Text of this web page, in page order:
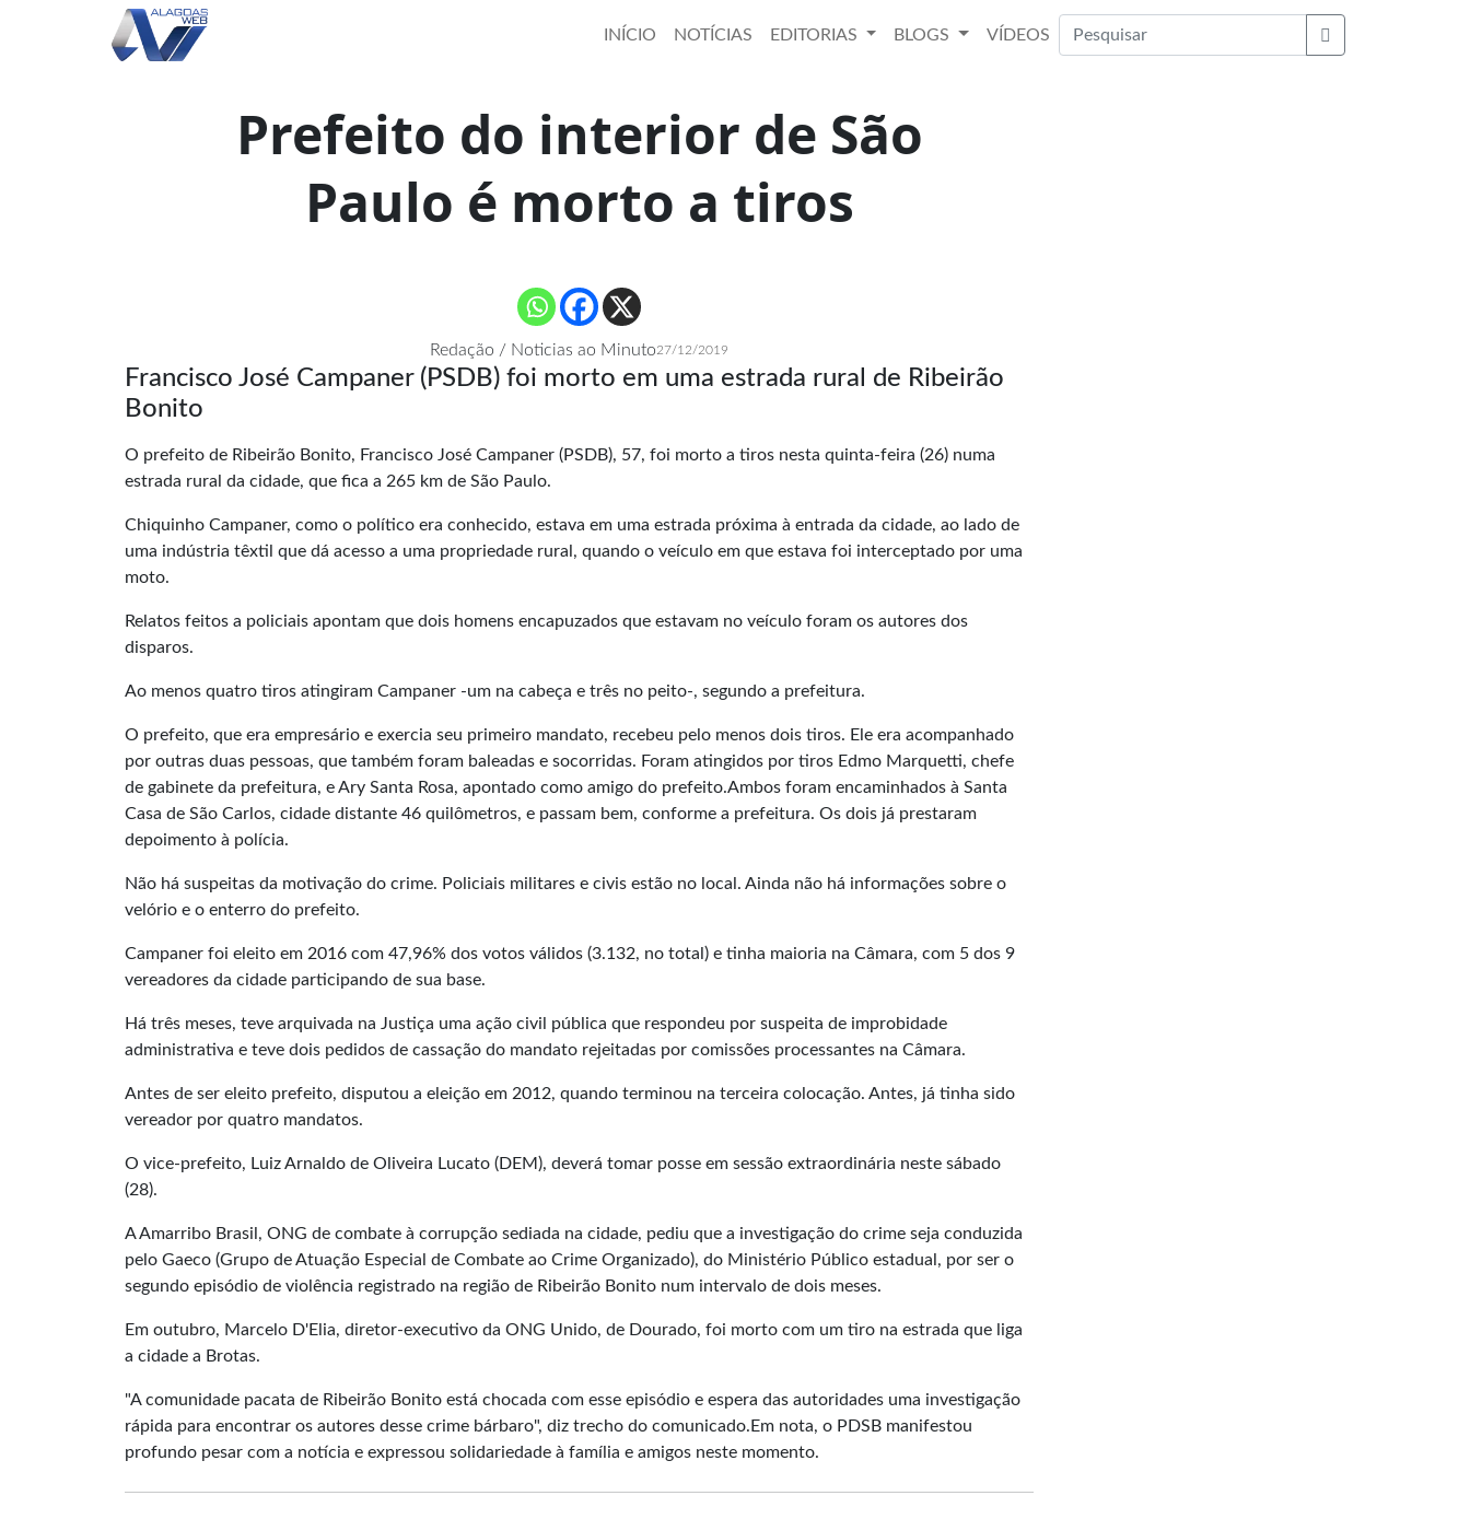
INÍCIO NOTÍCIAS EDITORIAS BLOGS
VÍDEOS
Buscar
Prefeito do interior de São
Paulo é morto a tiros
Redação / Noticias ao Minuto27/12/2019
Francisco José Campaner (PSDB) foi morto em uma estrada rural de Ribeirão
Bonito
O prefeito de Ribeirão Bonito, Francisco José Campaner (PSDB), 57, foi morto a tiros nesta quinta-feira (26) numa
estrada rural da cidade, que fica a 265 km de São Paulo.
Chiquinho Campaner, como o político era conhecido, estava em uma estrada próxima à entrada da cidade, ao lado de
uma indústria têxtil que dá acesso a uma propriedade rural, quando o veículo em que estava foi interceptado por uma
moto.
Relatos feitos a policiais apontam que dois homens encapuzados que estavam no veículo foram os autores dos
disparos.
Ao menos quatro tiros atingiram Campaner -um na cabeça e três no peito-, segundo a prefeitura.
O prefeito, que era empresário e exercia seu primeiro mandato, recebeu pelo menos dois tiros. Ele era acompanhado
por outras duas pessoas, que também foram baleadas e socorridas. Foram atingidos por tiros Edmo Marquetti, chefe
de gabinete da prefeitura, e Ary Santa Rosa, apontado como amigo do prefeito.Ambos foram encaminhados à Santa
Casa de São Carlos, cidade distante 46 quilômetros, e passam bem, conforme a prefeitura. Os dois já prestaram
depoimento à polícia.
Não há suspeitas da motivação do crime. Policiais militares e civis estão no local. Ainda não há informações sobre o
velório e o enterro do prefeito.
Campaner foi eleito em 2016 com 47,96% dos votos válidos (3.132, no total) e tinha maioria na Câmara, com 5 dos 9
vereadores da cidade participando de sua base.
Há três meses, teve arquivada na Justiça uma ação civil pública que respondeu por suspeita de improbidade
administrativa e teve dois pedidos de cassação do mandato rejeitadas por comissões processantes na Câmara.
Antes de ser eleito prefeito, disputou a eleição em 2012, quando terminou na terceira colocação. Antes, já tinha sido
vereador por quatro mandatos.
O vice-prefeito, Luiz Arnaldo de Oliveira Lucato (DEM), deverá tomar posse em sessão extraordinária neste sábado
(28).
A Amarribo Brasil, ONG de combate à corrupção sediada na cidade, pediu que a investigação do crime seja conduzida
pelo Gaeco (Grupo de Atuação Especial de Combate ao Crime Organizado), do Ministério Público estadual, por ser o
segundo episódio de violência registrado na região de Ribeirão Bonito num intervalo de dois meses.
Em outubro, Marcelo D'Elia, diretor-executivo da ONG Unido, de Dourado, foi morto com um tiro na estrada que liga
a cidade a Brotas.
"A comunidade pacata de Ribeirão Bonito está chocada com esse episódio e espera das autoridades uma investigação
rápida para encontrar os autores desse crime bárbaro", diz trecho do comunicado.Em nota, o PDSB manifestou
profundo pesar com a notícia e expressou solidariedade à família e amigos neste momento.